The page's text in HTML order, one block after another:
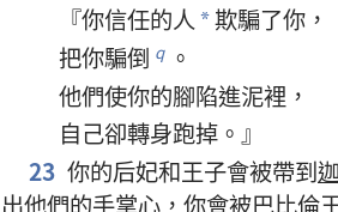
『你信任的人*欺騙了你 ，
把你騙倒 q 。
他們使你的腳陷進泥裡 ，
自己卻轉身跑掉 。』
23 你的后妃和王子會被帶到
出他們的手掌心 ， 你會被巴比倫